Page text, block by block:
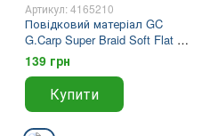
Артикул: 4165210
Повідковий матеріал GC
G.Carp Super Braid Soft Flat X4
50м 15lb Weed Green
139 грн
Купити